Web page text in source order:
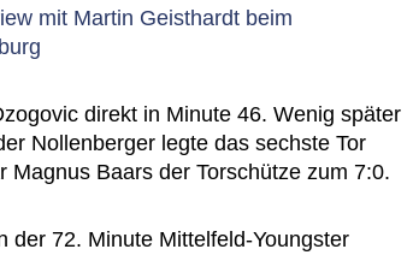
mit Martin Geisthardt beim
direkt in Minute 46. Wenig später
Nollenberger legte das sechste Tor
Magnus Baars der Torschütze zum 7:0.
der 72. Minute Mittelfeld-Youngster